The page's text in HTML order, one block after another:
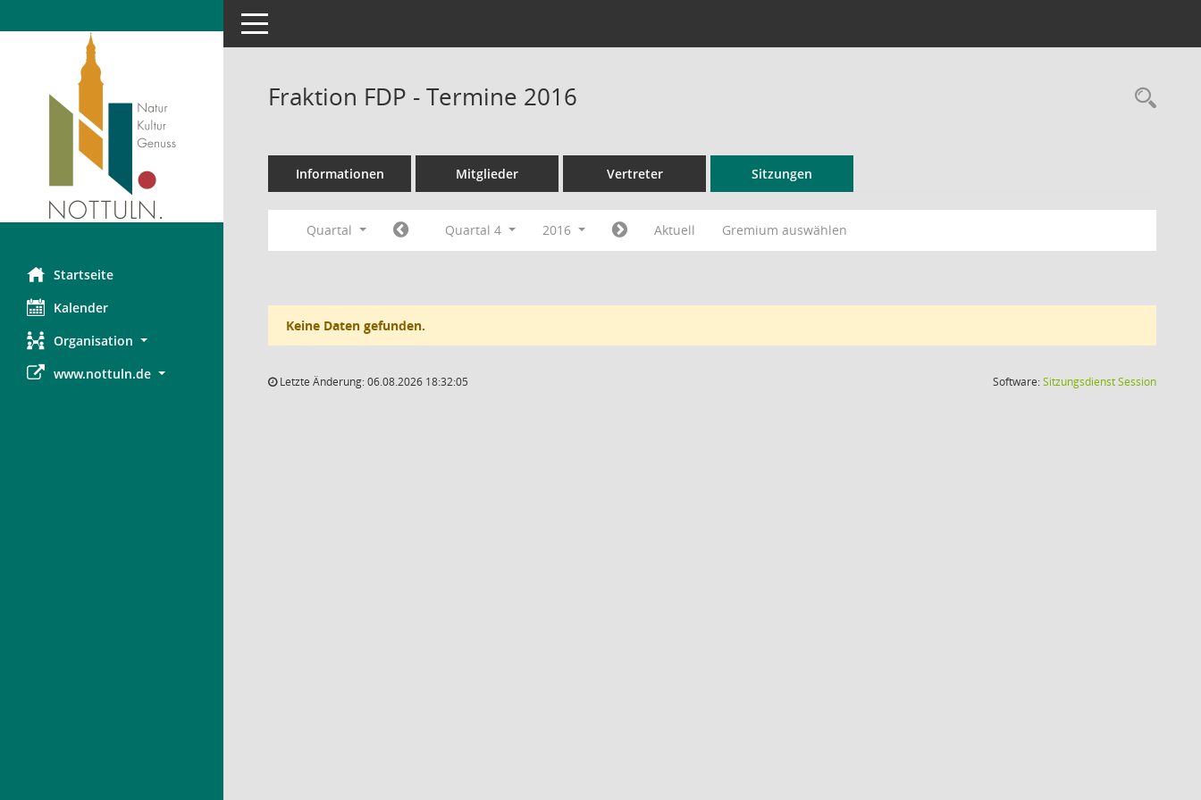
Startseite
Kalender
Organisation
www.nottuln.de
Toggle navigation
Fraktion FDP - Termine 2016
Informationen Mitglieder Vertreter Sitzungen
Quartal Quartal 4 2016 Aktuell Gremium auswählen
Keine Daten gefunden.
Letzte Änderung: 06.08.2026 18:32:05 Software:SitzungsdienstSession(Wird in